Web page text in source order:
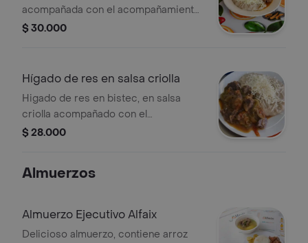
acompañada con el acompañamiento
que desees
$ 30.000
Hígado de res en salsa criolla
Higado de res en bistec, en salsa
criolla acompañado con el
acompañamiento que desees.
$ 28.000
Almuerzos
Almuerzo Ejecutivo Alfaix
Delicioso almuerzo, contiene arroz